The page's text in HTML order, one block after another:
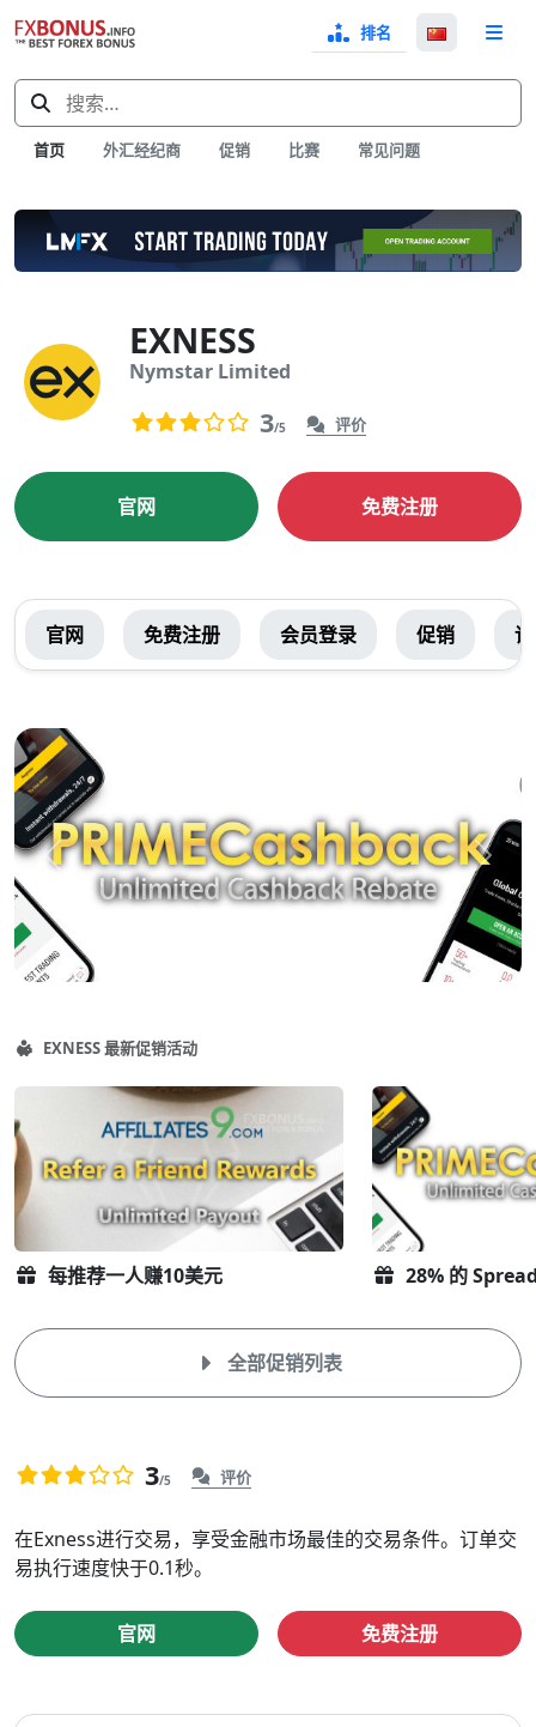
搜
索：
排名
选
择
语
言
首页 外汇经纪商 促销 比赛 常见问题
EXNESS
Nymstar Limited
暂无评分。 3/5 评价
官网 免费注册
EXNESS
全
菜
单
官网 免费注册 会员登录 促销
推
荐
内
容 上
个
下
一
个
EXNESS最新促销活动
每推荐一人赚10美元 28% 的
全部促销列表
暂
评
分。
3/5 评价
EXNESS
概
述
在Exness进行交易，享受金融市场最佳的交易条件。订单交
易执行速度快于0.1秒。
官网 免费注册